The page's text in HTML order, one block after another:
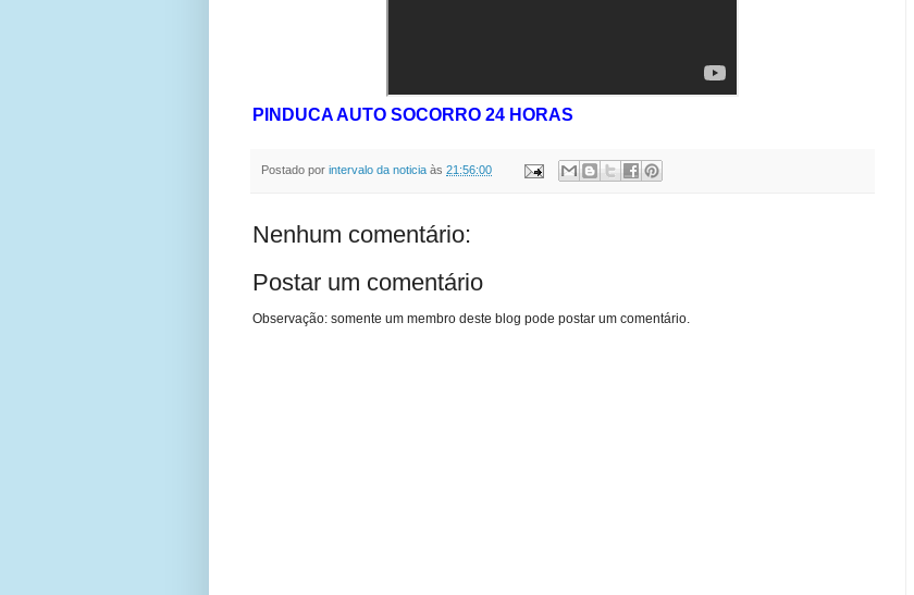
PINDUCA AUTO SOCORRO 24 HORAS
Postado por intervalo da noticia às 21:56:00
Nenhum comentário:
Postar um comentário
Observação: somente um membro deste blog pode postar um comentário.